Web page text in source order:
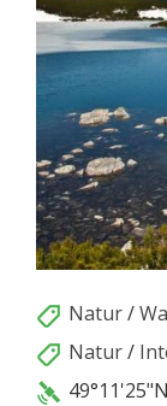
Natur/
Natur/
49°11'25"N